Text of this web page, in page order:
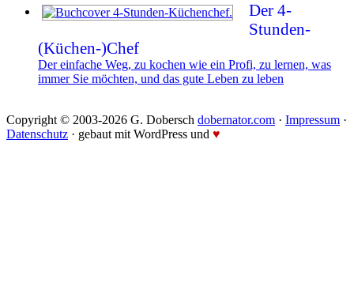
Der 4-
Stunden-
(Küchen-)Chef
Der einfache Weg, zu kochen wie ein Profi, zu lernen, was
immer Sie möchten, und das gute Leben zu leben
Copyright © 2003-2026 G. Dobersch dobernator.com · Impressum ·
Datenschutz · gebaut mit WordPress und ♥